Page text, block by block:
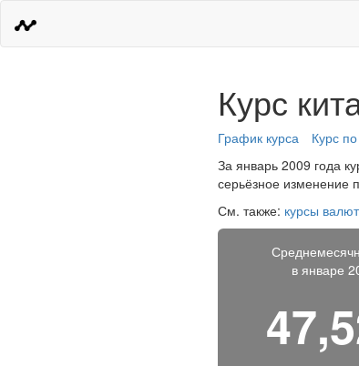
Курс
График курса
Курс
За январь 2009 года
серьёзное изменение
См. также: курсы
в январе